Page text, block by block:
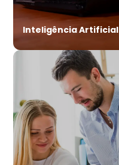
Inteligência Artificial